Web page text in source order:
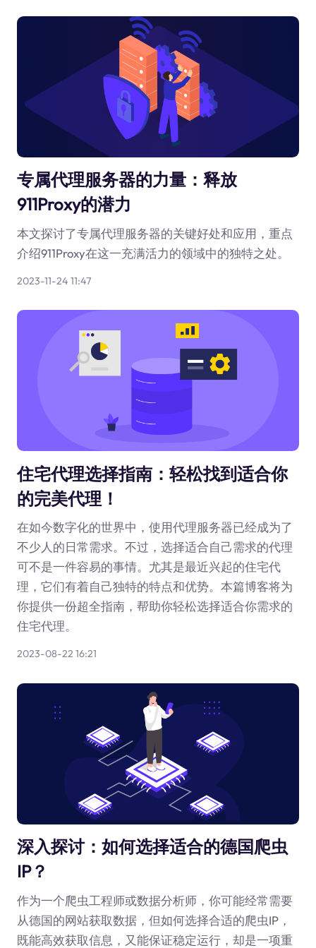
专属代理服务器的力量：释放
911Proxy的潜力
本文探讨了专属代理服务器的关键好处和应用，重点
介绍911Proxy在这一充满活力的领域中的独特之处。
2023-11-24 11:47
住宅代理选择指南：轻松找到适合你
的完美代理！
在如今数字化的世界中，使用代理服务器已经成为了
不少人的日常需求。不过，选择适合自己需求的代理
可不是一件容易的事情。尤其是最近兴起的住宅代
理，它们有着自己独特的特点和优势。本篇博客将为
你提供一份超全指南，帮助你轻松选择适合你需求的
住宅代理。
2023-08-22 16:21
深入探讨：如何选择适合的德国爬虫
IP？
作为一个爬虫工程师或数据分析师，你可能经常需要
从德国的网站获取数据，但如何选择合适的爬虫IP，
既能高效获取信息，又能保证稳定运行，却是一项重